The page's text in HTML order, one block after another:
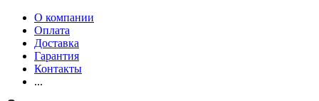
О компании
Оплата
Доставка
Гарантия
Контакты
...